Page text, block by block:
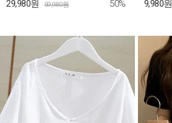
29,980원 59,980원 50% 9,980원